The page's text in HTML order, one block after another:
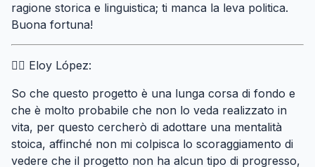
ragione storica e linguistica; ti manca la leva politica.
Buona fortuna!
🙍‍♂️ Eloy López:
So che questo progetto è una lunga corsa di fondo e
che è molto probabile che non lo veda realizzato in
vita, per questo cercherò di adottare una mentalità
stoica, affinché non mi colpisca lo scoraggiamento di
vedere che il progetto non ha alcun tipo di progresso,